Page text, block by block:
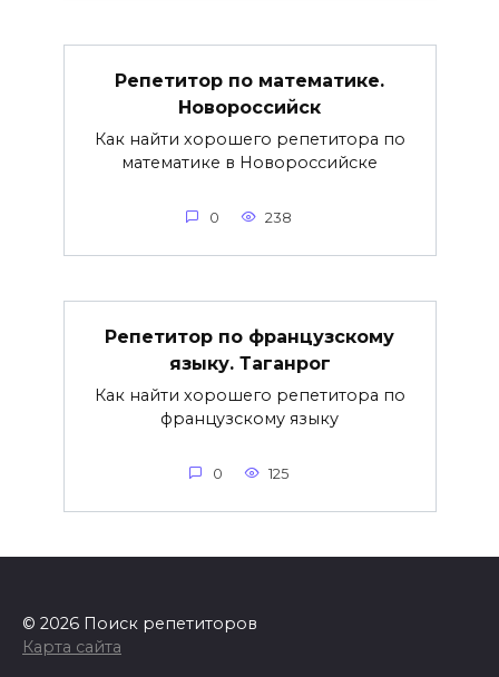
Репетитор по математике.
Новороссийск
Как найти хорошего репетитора по
математике в Новороссийске
0 238
Репетитор по французскому
языку. Таганрог
Как найти хорошего репетитора по
французскому языку
0 125
© 2026 Поиск репетиторов
Карта сайта